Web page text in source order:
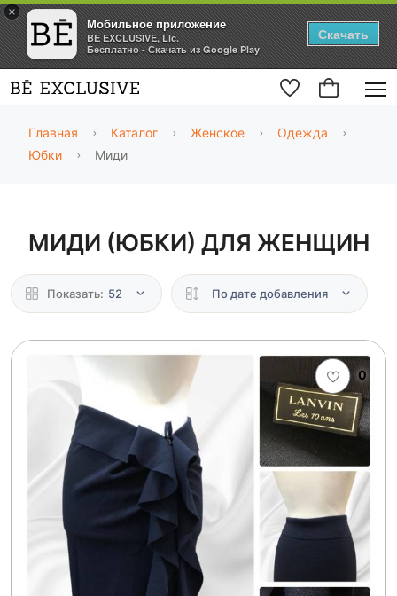
×
Мобильное приложение
BE EXCLUSIVE, Llc.
Бесплатно - Скачать из Google Play
Скачать
Главная Каталог Женское
Одежда
Юбки
Миди
МИДИ (ЮБКИ) ДЛЯ ЖЕНЩИН
Показать: 52 По дате добавления
0